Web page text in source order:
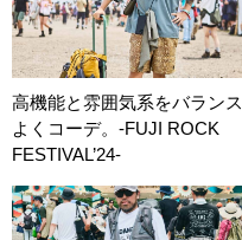
高機能と雰囲気系をバランス
よくコーデ。-FUJI ROCK
FESTIVAL’24-